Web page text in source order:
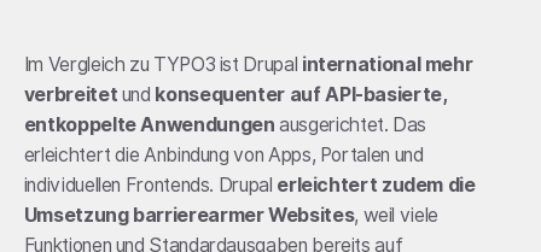
Im Vergleich zu TYPO3 ist Drupal international mehr
verbreitet und konsequenter auf API-basierte,
entkoppelte Anwendungen ausgerichtet. Das
erleichtert die Anbindung von Apps, Portalen und
individuellen Frontends. Drupal erleichtert zudem die
Umsetzung barrierearmer Websites, weil viele
Funktionen und Standardausgaben bereits auf